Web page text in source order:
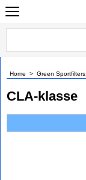
Home > Green Sportfilters
CLA-klasse